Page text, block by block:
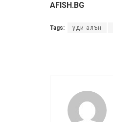
AFISH.BG
Tags: уди алън